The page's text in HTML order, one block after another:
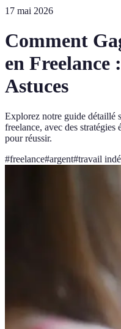
17 mai 2026
Comment
en Freelance
Astuces
Explorez notre guide détaillé
freelance, avec des stratégies
pour réussir.
#freelance#argent#travail